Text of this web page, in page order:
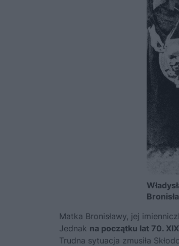
Matka Bronisławy, jej
Jednak na początku lat 70.
Trudna sytuacja zmusiła